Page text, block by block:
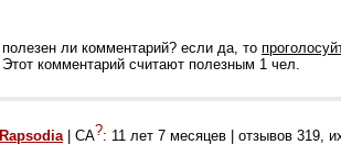
полезен ли комментарий? если да, то
Этот комментарий считают полезным 1 чел.
Rapsodia| СА?: 11 лет 7 месяцев | отзывов 319,